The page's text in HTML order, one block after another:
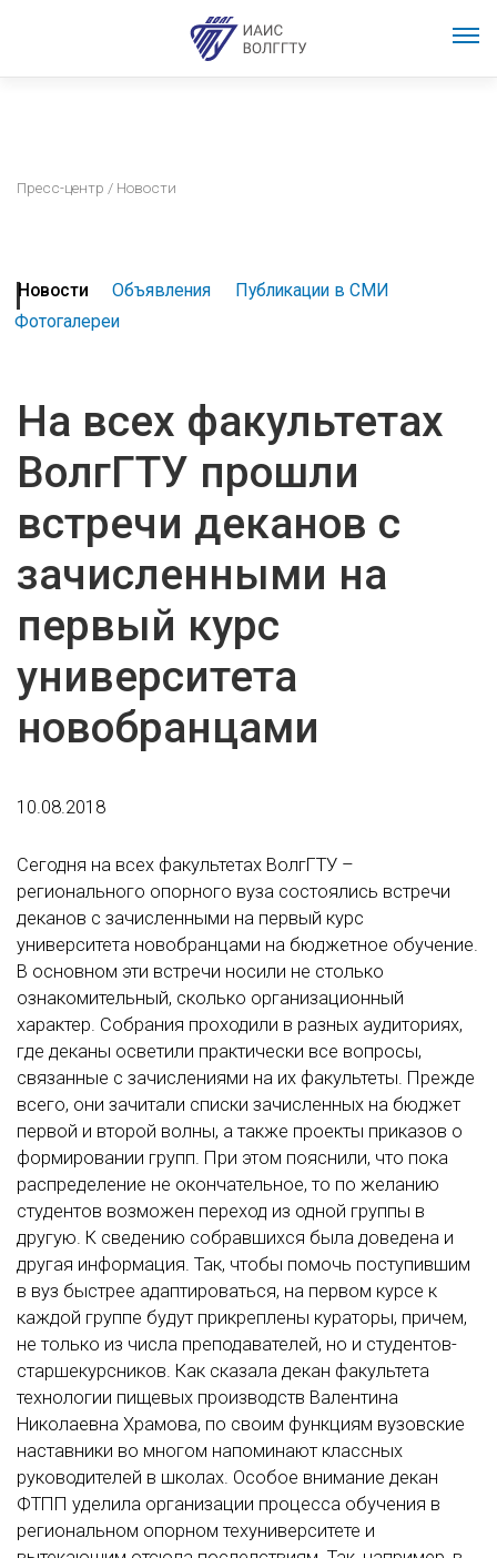
Пресс-центр / Новости
Новости Объявления
Публикации в СМИ
Фотогалереи
На всех факультетах
ВолгГТУ прошли
встречи деканов с
зачисленными на
первый курс
университета
новобранцами
10.08.2018
Сегодня на всех факультетах ВолгГТУ –
регионального опорного вуза состоялись встречи
деканов с зачисленными на первый курс
университета новобранцами на бюджетное обучение.
В основном эти встречи носили не столько
ознакомительный, сколько организационный
характер. Собрания проходили в разных аудиториях,
где деканы осветили практически все вопросы,
связанные с зачислениями на их факультеты. Прежде
всего, они зачитали списки зачисленных на бюджет
первой и второй волны, а также проекты приказов о
формировании групп. При этом пояснили, что пока
распределение не окончательное, то по желанию
студентов возможен переход из одной группы в
другую. К сведению собравшихся была доведена и
другая информация. Так, чтобы помочь поступившим
в вуз быстрее адаптироваться, на первом курсе к
каждой группе будут прикреплены кураторы, причем,
не только из числа преподавателей, но и студентов-
старшекурсников. Как сказала декан факультета
технологии пищевых производств Валентина
Николаевна Храмова, по своим функциям вузовские
наставники во многом напоминают классных
руководителей в школах. Особое внимание декан
ФТПП уделила организации процесса обучения в
региональном опорном техуниверситете и